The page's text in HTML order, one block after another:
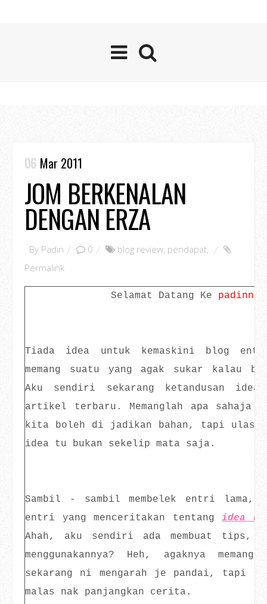
06 Mar 2011
JOM BERKENALAN
DENGAN ERZA
By Padin 0 blog review, pendapat,
Permalink
Selamat Datang Ke
Tiada idea untuk kemaskini blog
memang suatu yang agak sukar kalau
Aku sendiri sekarang ketandusan
artikel terbaru. Memanglah apa sahaja
kita boleh di jadikan bahan, tapi ulasan
idea tu bukan sekelip mata saja.
Sambil - sambil membelek entri lama,
entri yang menceritakan tentangidea
Ahah, aku sendiri ada membuat tips,
menggunakannya? Heh, agaknya
sekarang ni mengarah je pandai, tapi
malas nak panjangkan cerita.